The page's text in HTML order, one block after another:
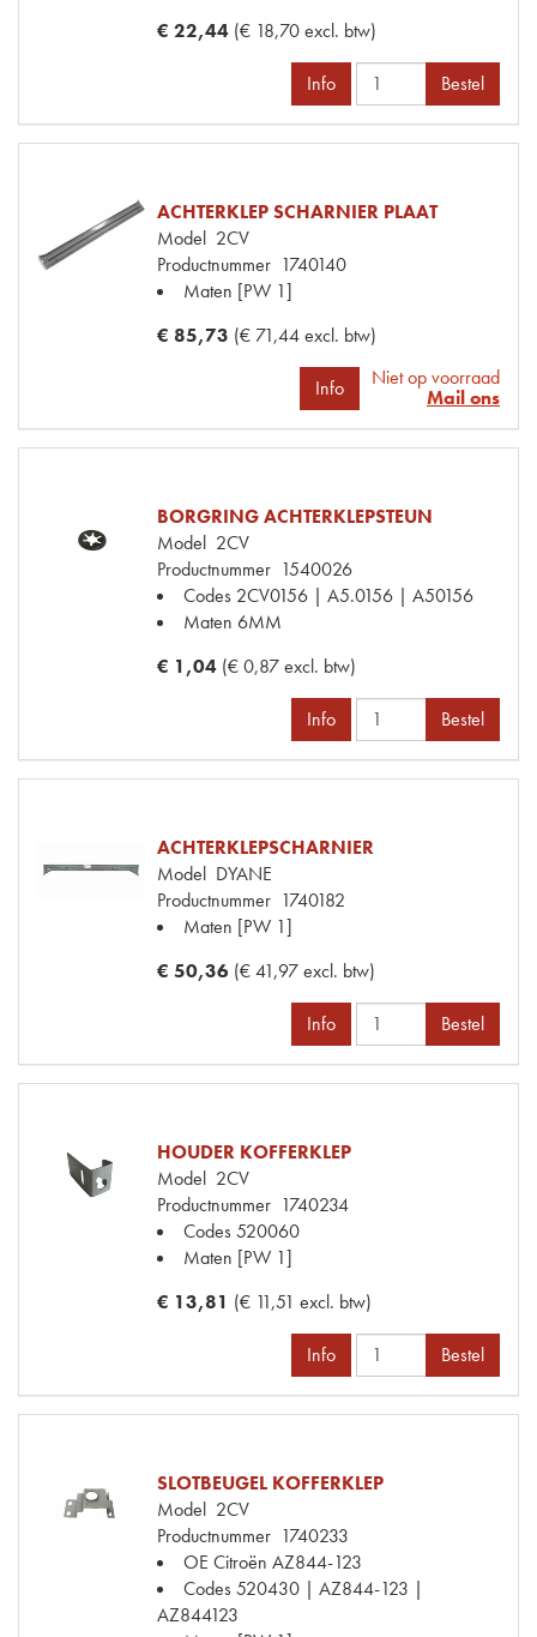
€ 22,44 (€ 18,70 excl. btw)
Info Bestel
ACHTERKLEP SCHARNIER PLAAT
Model 2CV
Productnummer 1740140
Maten [PW 1]
€ 85,73 (€ 71,44 excl. btw)
Info
Niet op voorraad
Mail ons
BORGRING ACHTERKLEPSTEUN
Model 2CV
Productnummer 1540026
Codes 2CV0156 | A5.0156 | A50156
Maten 6MM
€ 1,04 (€ 0,87 excl. btw)
Info Bestel
ACHTERKLEPSCHARNIER
Model DYANE
Productnummer 1740182
Maten [PW 1]
€ 50,36 (€ 41,97 excl. btw)
Info Bestel
HOUDER KOFFERKLEP
Model 2CV
Productnummer 1740234
Codes520060
Maten [PW 1]
€ 13,81 (€ 11,51 excl. btw)
Info Bestel
SLOTBEUGEL KOFFERKLEP
Model 2CV
Productnummer 1740233
OE Citroën AZ844-123
Codes520430 | AZ844-123 |
AZ844123